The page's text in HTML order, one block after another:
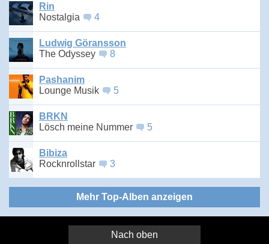
Rin
Nostalgia
4
Ludwig Göransson
The Odyssey
8
Pashanim
Lounge Musik
5
BRKN
Lösch meine Nummer
5
Bibiza
Rocknrollstar
3
Mehr Top-Alben anzeigen
Nach oben